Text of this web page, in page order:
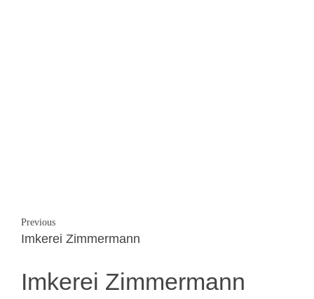
Previous
Imkerei Zimmermann
Imkerei Zimmermann